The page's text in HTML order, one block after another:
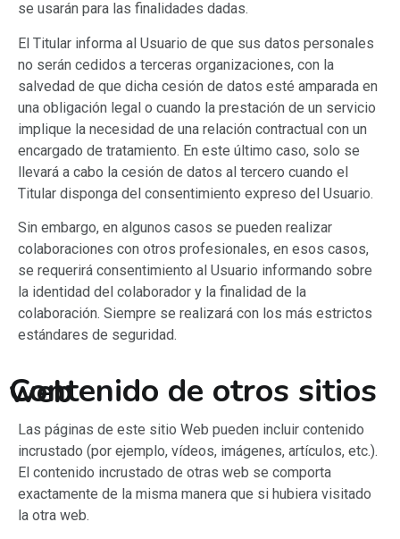
se usarán para las finalidades dadas.
El Titular informa al Usuario de que sus datos personales
no serán cedidos a terceras organizaciones, con la
salvedad de que dicha cesión de datos esté amparada en
una obligación legal o cuando la prestación de un servicio
implique la necesidad de una relación contractual con un
encargado de tratamiento. En este último caso, solo se
llevará a cabo la cesión de datos al tercero cuando el
Titular disponga del consentimiento expreso del Usuario.
Sin embargo, en algunos casos se pueden realizar
colaboraciones con otros profesionales, en esos casos,
se requerirá consentimiento al Usuario informando sobre
la identidad del colaborador y la finalidad de la
colaboración. Siempre se realizará con los más estrictos
estándares de seguridad.
Contenido de otros sitios web
Las páginas de este sitio Web pueden incluir contenido
incrustado (por ejemplo, vídeos, imágenes, artículos, etc.).
El contenido incrustado de otras web se comporta
exactamente de la misma manera que si hubiera visitado
la otra web.